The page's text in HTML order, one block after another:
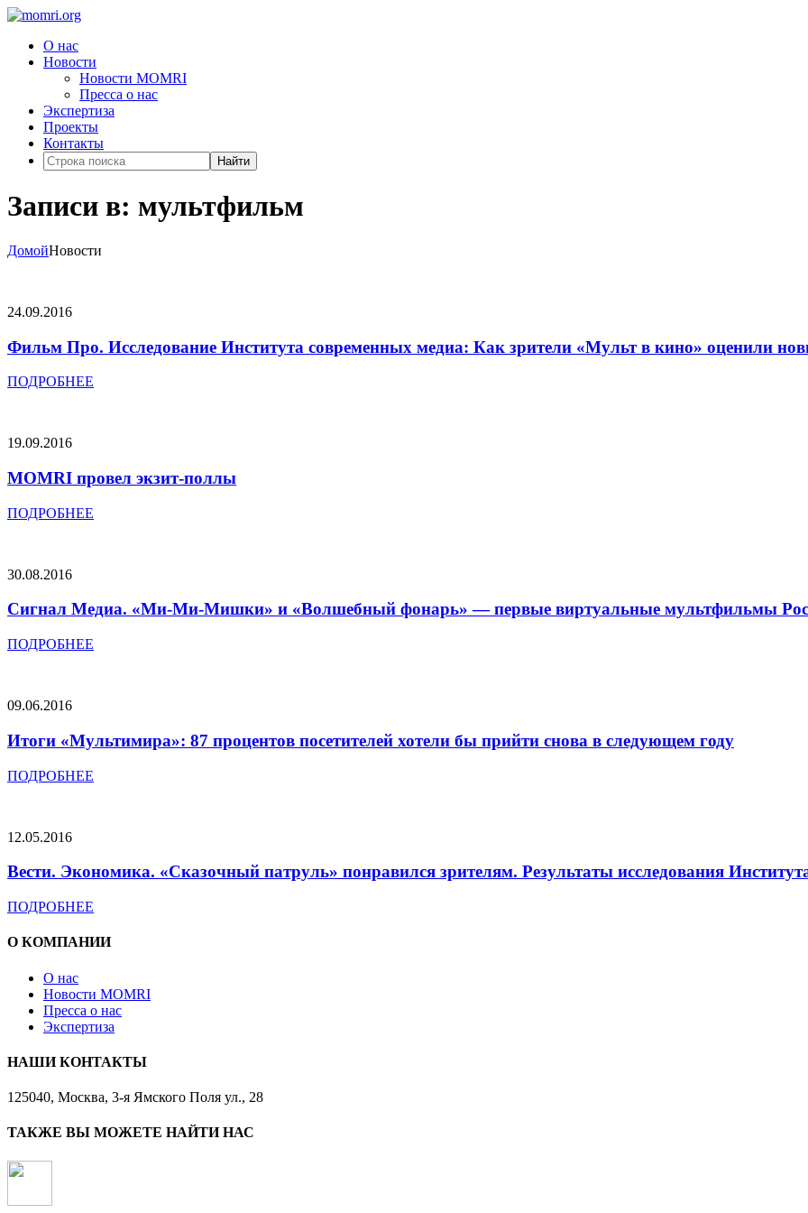
О нас
Новости
Новости MOMRI
Пресса о нас
Экспертиза
Проекты
Контакты
Найти
Записи в: мультфильм
ДомойНовости
24.09.2016
Фильм Про. Исследование Института современных медиа: Как зрители «Мульт в кино» оценили
ПОДРОБНЕЕ
19.09.2016
MOMRI провел экзит-поллы
ПОДРОБНЕЕ
30.08.2016
Сигнал Медиа. «Ми-Ми-Мишки» и «Волшебный фонарь» — первые виртуальные мультфильмы
ПОДРОБНЕЕ
09.06.2016
Итоги «Мультимира»: 87 процентов посетителей хотели бы прийти снова в следующем году
ПОДРОБНЕЕ
12.05.2016
Вести. Экономика. «Сказочный патруль» понравился зрителям. Результаты исследования
ПОДРОБНЕЕ
О КОМПАНИИ
О нас
Новости MOMRI
Пресса о нас
Экспертиза
НАШИ КОНТАКТЫ
125040, Москва, 3-я Ямского Поля ул., 28
ТАКЖЕ ВЫ МОЖЕТЕ НАЙТИ НАС